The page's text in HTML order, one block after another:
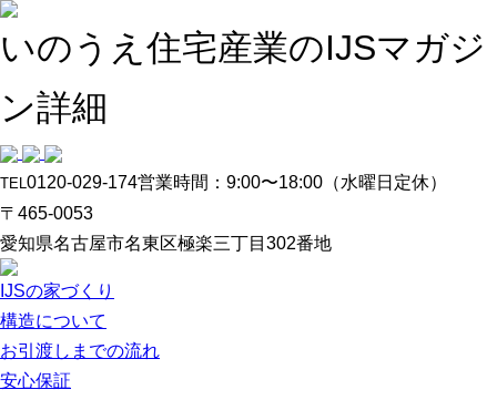
いのうえ住宅産業のIJSマガジ
ン詳細
TEL0120-029-174営業時間：9:00〜18:00（水曜日定休）
〒465-0053
愛知県名古屋市名東区極楽三丁目302番地
IJSの家づくり
構造について
お引渡しまでの流れ
安心保証